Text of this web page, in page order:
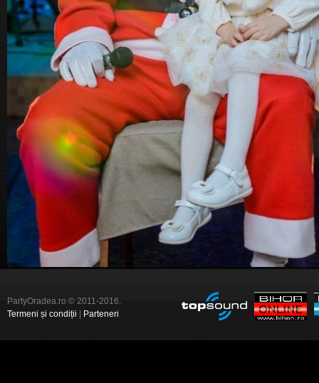
PartyOradea.ro © 2011-2016.
Termeni și condiții
Parteneri